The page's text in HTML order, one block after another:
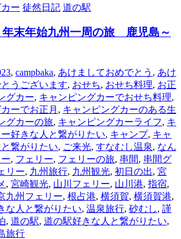
ー 徒然日記 道の駅
末年始九州一周の旅 鹿児島～
, campbaka, あけましておめでとう , あけ
うございます, おせち, おせち料理, お正
グカー, キャンピングカーでおせち料理,
ーでお正月 , キャンピングカーのある生
グカーの旅, キャンピングカーライフ, キ
好きな人と繋がりたい, キャンプ, キャ
繋がりたい, ご来光, すなむし温泉, なん
, フェリー, フェリーの旅, 串間, 串間グ
リー, 九州旅行, 九州観光, 初日の出, 宮
, 宮崎観光, 山川フェリー, 山川港, 指宿,
九州フェリー, 根占港, 横須賀, 横須賀港,
な人と繋がりたい, 温泉旅行, 砂むし, 謹
, 道の駅, 道の駅好きな人と繋がりたい,
旅行